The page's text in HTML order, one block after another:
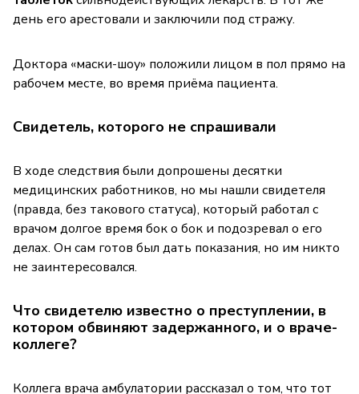
день его арестовали и заключили под стражу.
Доктора «маски-шоу» положили лицом в пол прямо на
рабочем месте, во время приёма пациента.
Свидетель, которого не спрашивали
В ходе следствия были допрошены десятки
медицинских работников, но мы нашли свидетеля
(правда, без такового статуса), который работал с
врачом долгое время бок о бок и подозревал о его
делах. Он сам готов был дать показания, но им никто
не заинтересовался.
Что свидетелю известно о преступлении, в
котором обвиняют задержанного, и о враче-
коллеге?
Коллега врача амбулатории рассказал о том, что тот